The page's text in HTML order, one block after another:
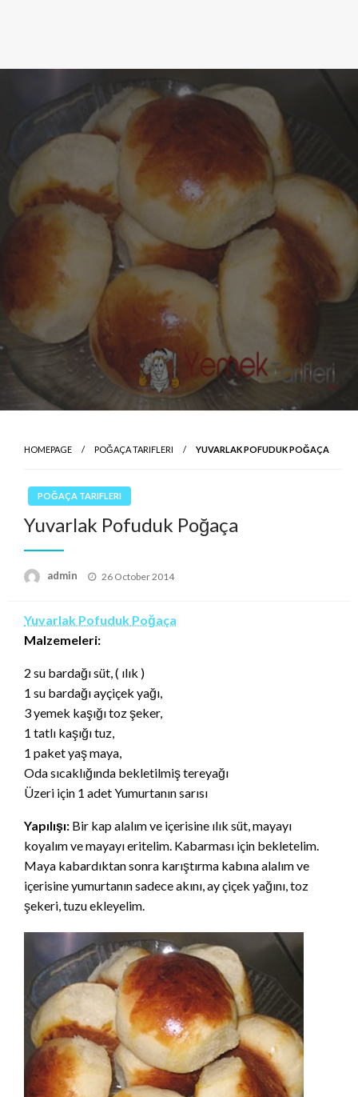
HOMEPAGE POĞAÇA TARIFLERI YUVARLAK POFUDUK POĞAÇA
POĞAÇA TARIFLERI
Yuvarlak Pofuduk Poğaça
admin
Posted
26 October 2014
Yuvarlak Pofuduk Poğaça
Malzemeleri:
2 su bardağı süt, ( ılık )
1 su bardağı ayçiçek yağı,
3 yemek kaşığı toz şeker,
1 tatlı kaşığı tuz,
1 paket yaş maya,
Oda sıcaklığında bekletilmiş tereyağı
Üzeri için 1 adet Yumurtanın sarısı
Yapılışı: Bir kap alalım ve içerisine ılık süt, mayayı
koyalım ve mayayı eritelim. Kabarması için bekletelim.
Maya kabardıktan sonra karıştırma kabına alalım ve
içerisine yumurtanın sadece akını, ay çiçek yağını, toz
şekeri, tuzu ekleyelim.